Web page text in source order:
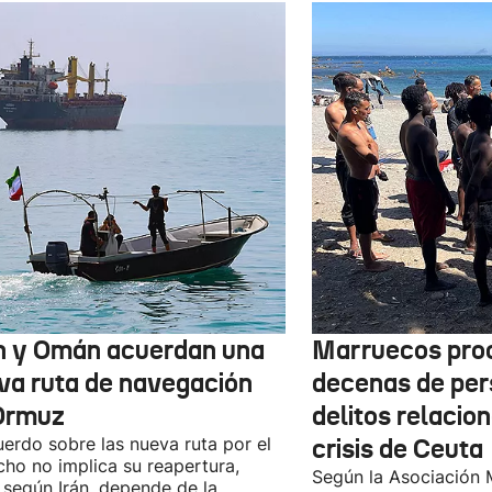
Omán acuerdan una
ruta de navegación
sobre las nueva ruta por el
no implica su reapertura,
Irán, depende de la
Marruecos
decenas de
delitos
crisis de Ceuta
Según la Asociación